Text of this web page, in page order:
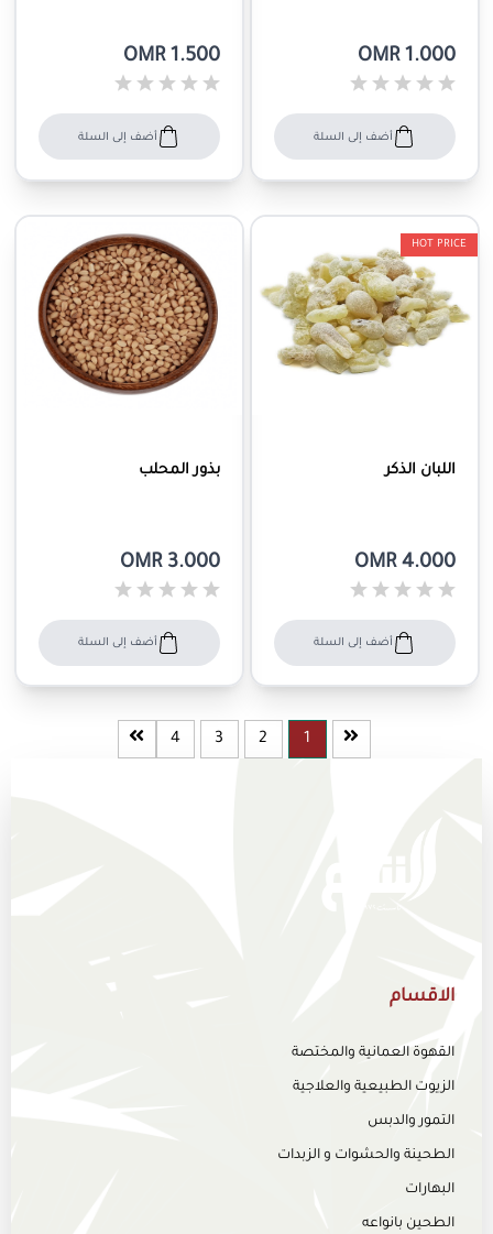
OMR 1.000
أضف إلى السلة
OMR 1.500
أضف إلى السلة
HOT PRICE
اللبان الذكر
OMR 4.000
أضف إلى السلة
بذور المحلب
OMR 3.000
أضف إلى السلة
1
2
3
4
الاقسام
القهوة العمانية والمختصة
الزيوت الطبيعية والعلاجية
التمور والدبس
الطحينة والحشوات و الزبدات
البهارات
الطحين بانواعه